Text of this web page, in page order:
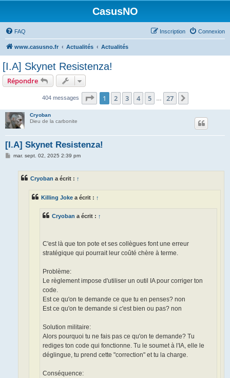
CasusNO
FAQ Connexion
Inscription
www.casusno.fr Actualités Actualités
[I.A] Skynet Resistenza!
Répondre
404 messages Page 1sur27
1 2 3 4 5 27
Cryoban
Dieu de la carbonite
[I.A] Skynet Resistenza!
Mmar. sept. 02, 2025 2:39 pm
Cryoban a écrit : ↑
Killing Joke a écrit : ↑
Cryoban a écrit : ↑
C'est là que ton pote et ses collègues font une erreur
stratégique qui pourrait leur coûté chère à terme.
Problème:
Le règlement impose d'utiliser un outil IA pour corriger ton
code.
Est ce qu'on te demande ce que tu en penses? non
Est ce qu'on te demande si c'est bien ou pas? non
Solution militaire:
Alors pourquoi tu ne fais pas ce qu'on te demande? Tu
rediges ton code qui fonctionne. Tu le soumet à l'IA, elle le
déglingue, tu prend cette "correction" et tu la charge.
Conséquence: